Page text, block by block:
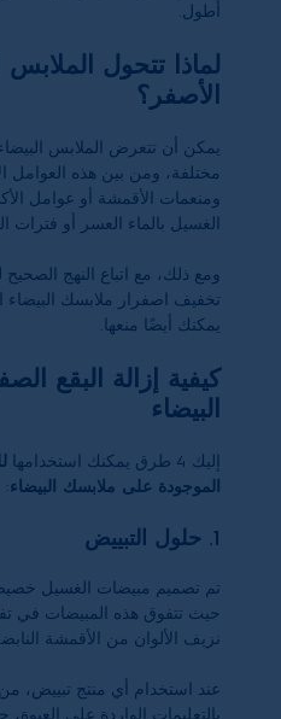
أطول.
لماذا تتحول الملابس
الأصفر؟
يمكن أن تتعرض الملابس
مختلفة، ومن بين هذه العوامل
ومنعمات الأقمشة أو عوامل
الغسيل بالماء العسر أو فترات
ومع ذلك، مع اتباع النهج
تخفيف اصفرار ملابسك
يمكنك أيضًا منعها.
كيفية إزالة البقع
البيضاء
إليك 4 طرق يمكنك استخدامها
الموجودة على ملابسك البيضاء:
1. حلول التبييض
تم تصميم مبيضات الغسيل
حيث تتفوق هذه المبيضات في
نزيف الألوان من الأقمشة
عند استخدام أي منتج تبييض، من
بالتعليمات الواردة على